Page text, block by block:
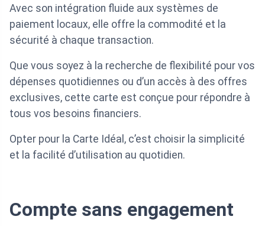
Avec son intégration fluide aux systèmes de
paiement locaux, elle offre la commodité et la
sécurité à chaque transaction.
Que vous soyez à la recherche de flexibilité pour vos
dépenses quotidiennes ou d’un accès à des offres
exclusives, cette carte est conçue pour répondre à
tous vos besoins financiers.
Opter pour la Carte Idéal, c’est choisir la simplicité
et la facilité d’utilisation au quotidien.
Compte sans engagement